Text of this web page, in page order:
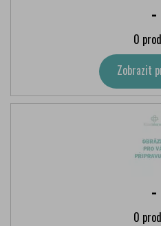
-
0
Zobrazit
-
0